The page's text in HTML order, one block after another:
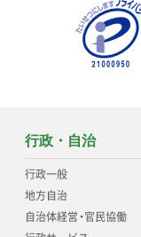
行政・自治
行政一般
地方自治
自治体経営・官民協働